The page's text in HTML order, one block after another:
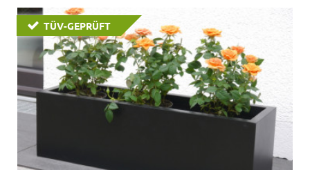
TÜV-GEPRÜFT